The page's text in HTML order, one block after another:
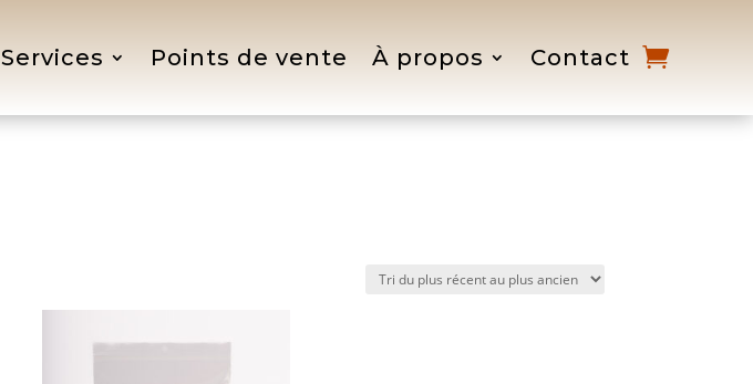
Services Points de vente À propos Contact